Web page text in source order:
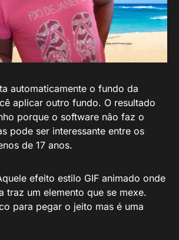
automaticamente o fundo da
aplicar outro fundo. O resultado
porque o software não faz o
pode ser interessante entre os
de 17 anos.
efeito estilo GIF animado onde
traz um elemento que se mexe.
para pegar o jeito mas é uma